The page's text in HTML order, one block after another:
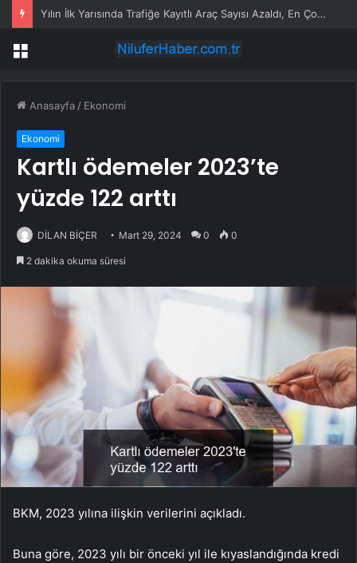
Yılın İlk Yarısında Trafiğe Kayıtlı Araç Sayısı Azaldı, En Çok Tercih Edilen Renk Gri
Menü
Anasayfa / Ekonomi
Ekonomi
Kartlı ödemeler 2023’te
yüzde 122 arttı
DİLAN BİÇER Mart 29, 2024 0 0
2 dakika okuma süresi
BKM, 2023 yılına ilişkin verilerini açıkladı.
Buna göre, 2023 yılı bir önceki yıl ile kıyaslandığında kredi